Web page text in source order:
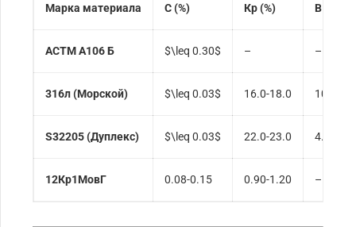
Марка материала С (%) Кр (%) В (%)
АСТМ А106 Б $\leq 0.30$ – –
316л (Морской) $\leq 0.03$ 16.0-18.0 10.0-
S32205 (Дуплекс) $\leq 0.03$ 22.0-23.0 4.5-6.5
12Кр1МовГ 0.08-0.15 0.90-1.20 –